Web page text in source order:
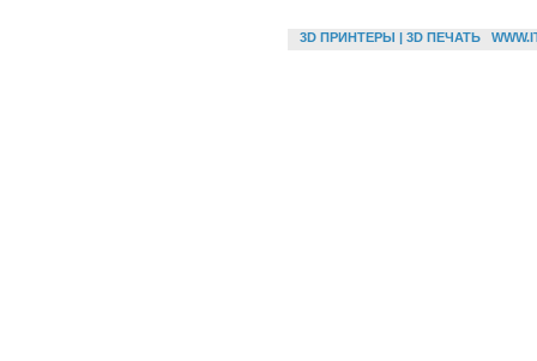
3D ПРИНТЕРЫ | 3D ПЕЧАТЬ